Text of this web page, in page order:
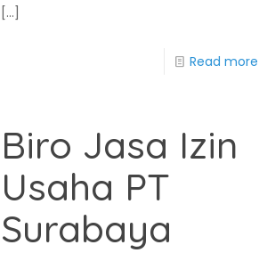
[…]
Read more
Biro Jasa Izin
Usaha PT
Surabaya